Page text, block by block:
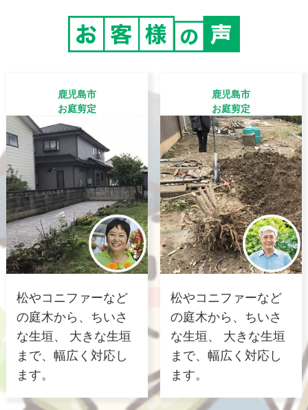
鹿児島市
お庭剪定
松やコニファーなど
の庭木から、ちいさ
な生垣、 大きな生垣
まで、幅広く対応し
ます。
鹿児島市
お庭剪定
松やコニファーなど
の庭木から、ちいさ
な生垣、 大きな生垣
まで、幅広く対応し
ます。